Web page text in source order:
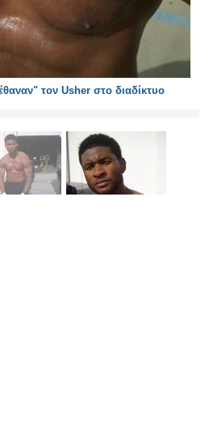
τον Usher στο διαδίκτυο